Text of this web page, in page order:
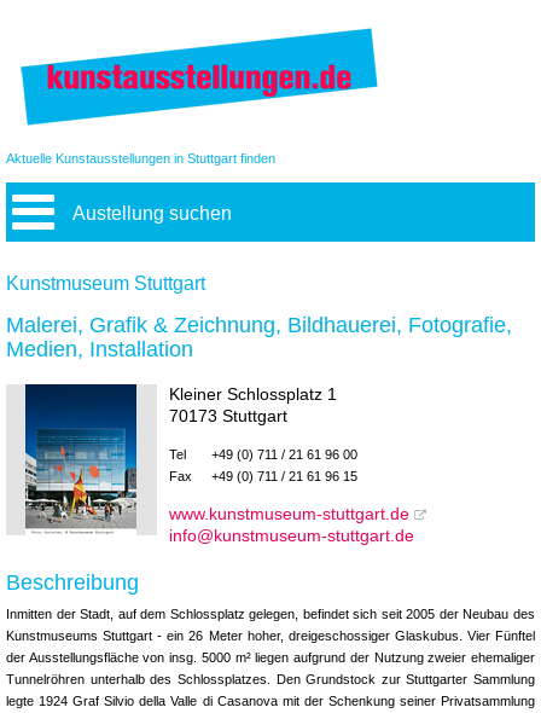
Aktuelle Kunstausstellungen in Stuttgart finden
Austellung suchen
Kunstmuseum Stuttgart
Malerei, Grafik & Zeichnung, Bildhauerei, Fotografie,
Medien, Installation
Kleiner Schlossplatz 1
70173 Stuttgart
Tel
+49 (0) 711 / 21 61 96 00
Fax
+49 (0) 711 / 21 61 96 15
www.kunstmuseum-stuttgart.de
info@kunstmuseum-stuttgart.de
Beschreibung
Inmitten der Stadt, auf dem Schlossplatz gelegen, befindet sich seit 2005 der Neubau des
Kunstmuseums Stuttgart - ein 26 Meter hoher, dreigeschossiger Glaskubus. Vier Fünftel
der Ausstellungsfläche von insg. 5000 m² liegen aufgrund der Nutzung zweier ehemaliger
Tunnelröhren unterhalb des Schlossplatzes. Den Grundstock zur Stuttgarter Sammlung
legte 1924 Graf Silvio della Valle di Casanova mit der Schenkung seiner Privatsammlung